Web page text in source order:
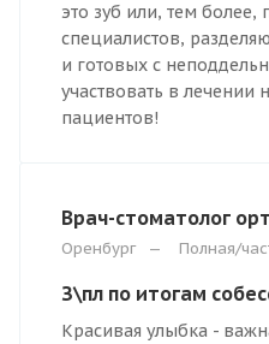
это зуб или, тем
специалистов,
и готовых с
участвовать в лечении
пациентов!
Врач-стоматолог
Оренбург — Полная/
З\пл по итогам
Красивая улыбка -